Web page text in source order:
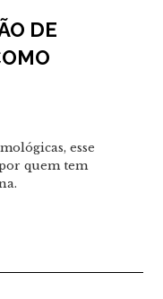
DE
esse
quem tem